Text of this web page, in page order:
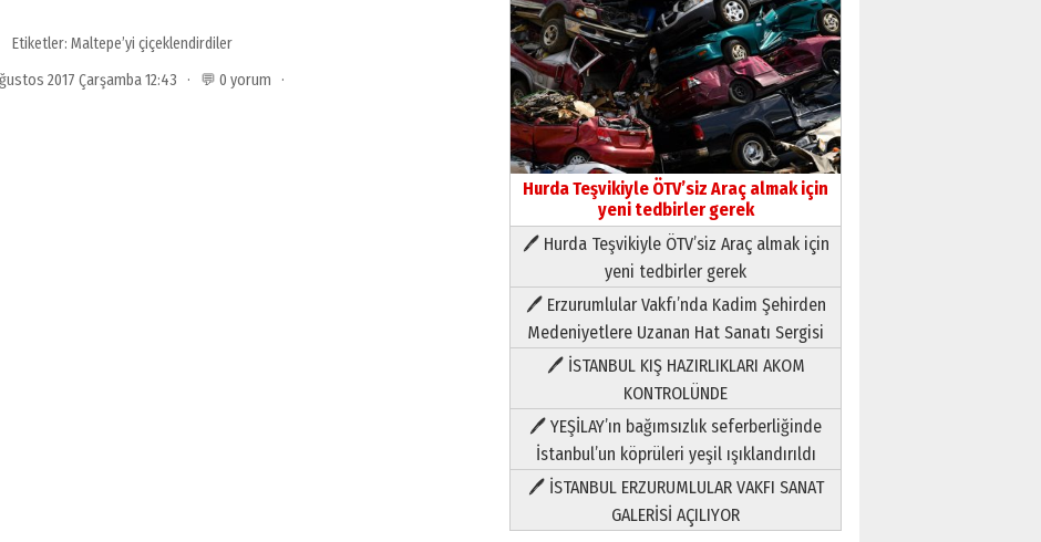
Etiketler: Maltepe’yi çiçeklendirdiler
2017 Çarşamba 12:43 · 💬 0 yorum ·
Hurda Teşvikiyle ÖTV’siz Araç almak için
yeni tedbirler gerek
🖊 Hurda Teşvikiyle ÖTV’siz Araç almak için
yeni tedbirler gerek
🖊 Erzurumlular Vakfı’nda Kadim Şehirden
Medeniyetlere Uzanan Hat Sanatı Sergisi
🖊 İSTANBUL KIŞ HAZIRLIKLARI AKOM
KONTROLÜNDE
🖊 YEŞİLAY’ın bağımsızlık seferberliğinde
İstanbul’un köprüleri yeşil ışıklandırıldı
🖊 İSTANBUL ERZURUMLULAR VAKFI SANAT
GALERİSİ AÇILIYOR
Neşat YALÇIN
Paranın Aile Kültüründeki Yeri
03 Ağustos 2026 Pazartesi
Yıldırım Gündoğdu
HAVVA’NIN ÜÇ KIZI
09 Temmuz 2026 Perşembe
Yusuf POLAT
Şampiyonluk Sebahattin
Şirin’e yazar